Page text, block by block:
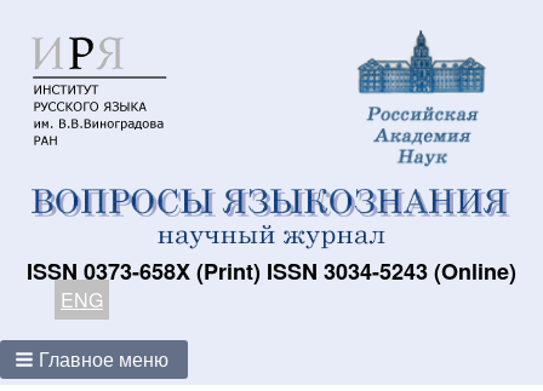
ISSN 0373-658X (Print) ISSN 3034-5243 (Online)
ENG
Главное меню